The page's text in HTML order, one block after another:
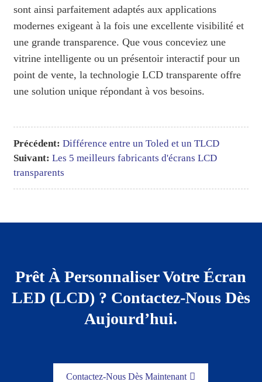
sont ainsi parfaitement adaptés aux applications
modernes exigeant à la fois une excellente visibilité et
une grande transparence. Que vous conceviez une
vitrine intelligente ou un présentoir interactif pour un
point de vente, la technologie LCD transparente offre
une solution unique répondant à vos besoins.
Précédent: Différence entre un Toled et un TLCD
Suivant: Les 5 meilleurs fabricants d'écrans LCD
transparents
Prêt À Personnaliser Votre Écran
LED (LCD) ? Contactez-Nous Dès
Aujourd’hui.
Contactez-Nous Dès Maintenant